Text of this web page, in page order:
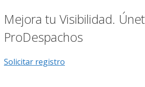
Mejora tu Visibilidad.
ProDespachos
Solicitar registro